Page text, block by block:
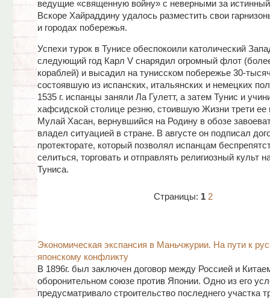
ведущие «священную войну» с неверными за
Вскоре Хайраддину удалось разместить свои
и городах побережья.
Успехи турок в Тунисе обеспокоили католический
следующий год Карл V снарядил огромный флот
кораблей) и высадил на тунисском побережье 30-
состоявшую из испанских, итальянских и немецких
1535 г. испанцы заняли Ла Гулетт, а затем Тунис и
хафсидской столице резню, стоившую Жизни трети ее
Мулай Хасан, вернувшийся на Родину в обозе
владел ситуацией в стране. В августе он подписал
протекторате, который позволял испанцам
селиться, торговать и отправлять религиозный культ
Туниса.
Страницы: 1 2
Экономическая экспансия в Маньчжурии. На пути к
японскому конфликту
В 1896г. был заключен договор между Россией и
оборонительном союзе против Японии. Одно из его
предусматривало строительство последнего участка